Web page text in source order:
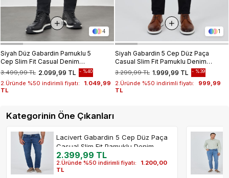
4
Siyah Düz Gabardin Pamuklu 5
Cep Slim Fit Casual Denim
Pantolon 1023245155
2.099,99 TL
3.499,99 TL %40
2.Üründe %50 indirimli fiyatı:
1.049,99
TL
1
Siyah Gabardin 5 Cep Düz Paça
Casual Slim Fit Pamuklu Denim
Pantolon 1023250152
1.999,99 TL
3.299,99 TL %39
2.Üründe %50 indirimli fiyatı:
999,99
TL
Kategorinin Öne Çıkanları
Lacivert Gabardin 5 Cep Düz Paça
Casual Slim Fit Pamuklu Denim
Pantolon 1023250156
2.399,99 TL
2.Üründe %50 indirimli fiyatı:
1.200,00
TL